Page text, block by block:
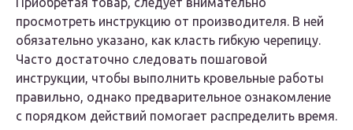
просмотреть инструкцию от производителя. В ней
обязательно указано, как класть гибкую черепицу.
Часто достаточно следовать пошаговой
инструкции, чтобы выполнить кровельные работы
правильно, однако предварительное ознакомление
с порядком действий помогает распределить время.